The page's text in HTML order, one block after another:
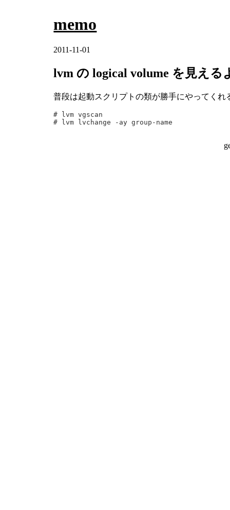
memo
2011-11-01
lvm の logical volume を見える
普段は起動スクリプトの類が勝手にやってく
# lvm vgscan